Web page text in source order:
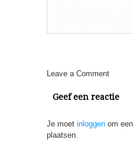
Leave a Comment
Geef een reactie
Je moet inloggen om
plaatsen.